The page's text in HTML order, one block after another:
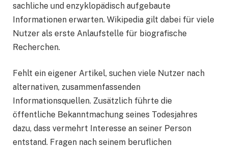
sachliche und enzyklopädisch aufgebaute
Informationen erwarten. Wikipedia gilt dabei für viele
Nutzer als erste Anlaufstelle für biografische
Recherchen.
Fehlt ein eigener Artikel, suchen viele Nutzer nach
alternativen, zusammenfassenden
Informationsquellen. Zusätzlich führte die
öffentliche Bekanntmachung seines Todesjahres
dazu, dass vermehrt Interesse an seiner Person
entstand. Fragen nach seinem beruflichen